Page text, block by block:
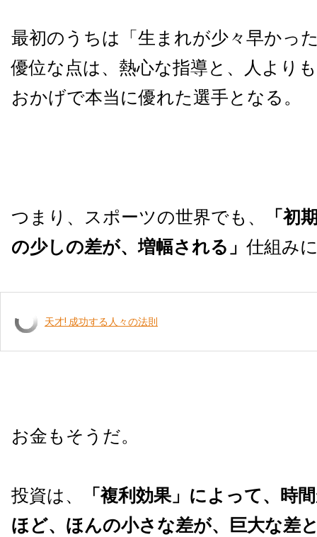
最初のうちは「生まれが少々早かっ
優位な点は、熱心な指導と、人より
おかげで本当に優れた選手となる。
つまり、スポーツの世界でも、
「初
の少しの差が、増幅される」 仕組み
天才! 成功する人々の法則
お金もそうだ。
投資は、
「複利効果」によって、時
ほど、ほんの小さな差が、巨大な差